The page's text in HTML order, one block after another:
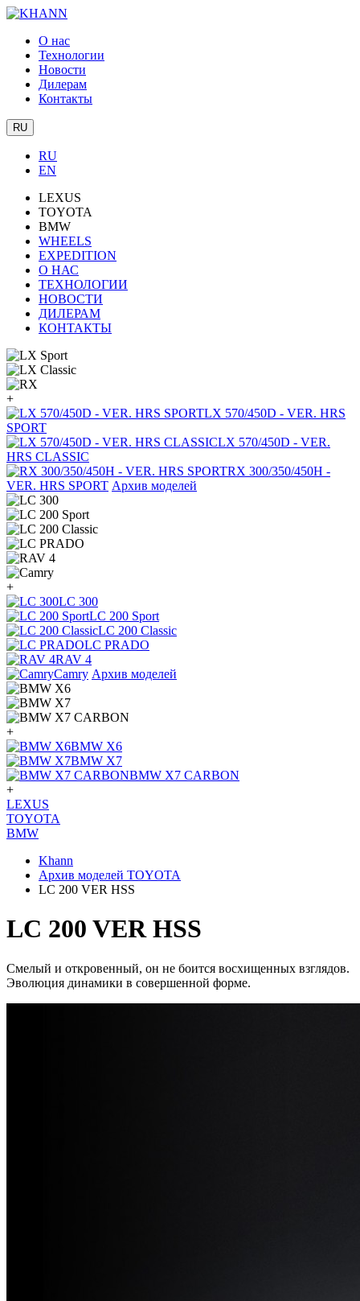
О нас
Технологии
Новости
Дилерам
Контакты
RU
RU
EN
LEXUS
TOYOTA
BMW
WHEELS
EXPEDITION
О НАС
ТЕХНОЛОГИИ
НОВОСТИ
ДИЛЕРАМ
КОНТАКТЫ
+
LX 570/450D - VER. HRS
SPORT
LX 570/450D - VER.
HRS CLASSIC
RX 300/350/450H -
VER. HRS SPORT Архив моделей
+
LC 300
LC 200 Sport
LC 200 Classic
LC PRADO
RAV 4
Camry Архив моделей
+
BMW X6
BMW X7
BMW X7 CARBON
+
LEXUS
TOYOTA
BMW
Khann
Архив моделей TOYOTA
LC 200 VER HSS
LC 200 VER HSS
Смелый и откровенный, он не боится восхищенных взглядов.
Эволюция динамики в совершенной форме.